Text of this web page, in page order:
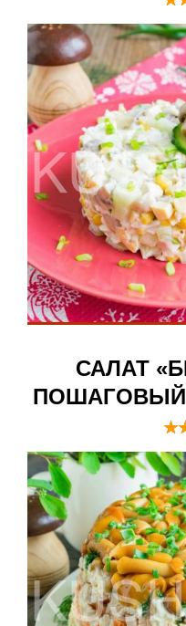
САЛАТ
ПОШАГОВЫЙ